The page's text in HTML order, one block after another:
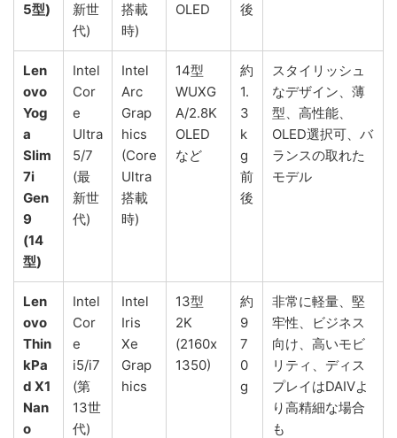
5型)
新世
代)
搭載
時)
OLED
後
Len
ovo
Yog
a
Slim
7i
Gen
9
(14
型)
Intel
Cor
e
Ultra
5/7
(最
新世
代)
Intel
Arc
Grap
hics
(Core
Ultra
搭載
時)
14型
WUXG
A/2.8K
OLED
など
約
1.
3
k
g
前
後
スタイリッシュ
なデザイン、薄
型、高性能、
OLED選択可、バ
ランスの取れた
モデル
Len
ovo
Thin
kPa
d X1
Nan
o
Intel
Cor
e
i5/i7
(第
13世
代)
Intel
Iris
Xe
Grap
hics
13型
2K
(2160x
1350)
約
9
7
0
g
非常に軽量、堅
牢性、ビジネス
向け、高いモビ
リティ、ディス
プレイはDAIVよ
り高精細な場合
も